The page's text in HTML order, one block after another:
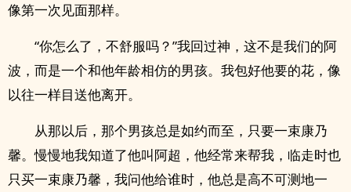
像第一次见面那样。
“你怎么了，不舒服吗？”我回过神，这不是我们的阿
波，而是一个和他年龄相仿的男孩。我包好他要的花，像
以往一样目送他离开。
从那以后，那个男孩总是如约而至，只要一束康乃
馨。慢慢地我知道了他叫阿超，他经常来帮我，临走时也
只买一束康乃馨，我问他给谁时，他总是高不可测地一